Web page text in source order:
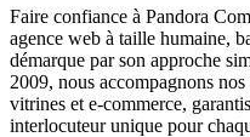
Faire confiance à Pandora
agence web à taille humaine,
démarque par son approche
2009, nous accompagnons
vitrines et e-commerce,
interlocuteur unique pour